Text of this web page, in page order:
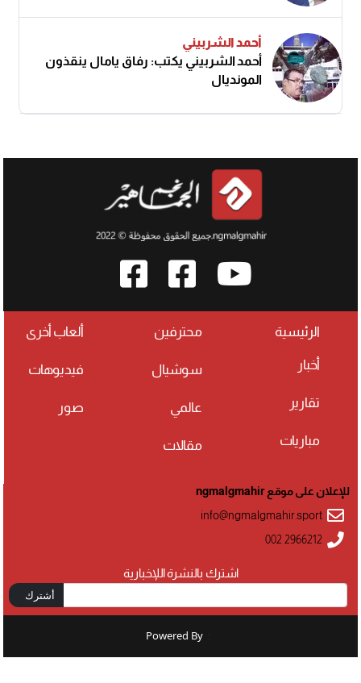
أحمد الشربيني
أحمد الشربيني يكتب: رفاق يامال ينقذون
المونديال
الرئيسية
أخبار
تقارير
مباريات
محترفين
سوشيال
عالمي
مقالات
ألعاب أخرى
فيديوهات
صور
اشترك بالنشرة اللإخبارية
أشترك
للإعلان على موقع ngmalgmahir
info@ngmalgmahir.sport
002 2966212
Powered By